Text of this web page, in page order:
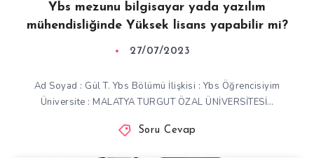
Ybs mezunu bilgisayar yada yazılım
mühendisliğinde Yüksek lisans yapabilir mi?
27/07/2023
Ad Soyad : Gül T. Ybs Bölümü İlişkisi : Ybs Öğrencisiyim
Üniversite : MALATYA TURGUT ÖZAL ÜNİVERSİTESİ…
Soru Cevap